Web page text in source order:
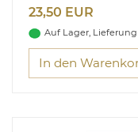
23,50 EUR
Auf Lager,
In den